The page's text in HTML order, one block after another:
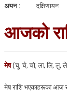
अयन : दक्षिणायन
आजको
मेष(चु, चे, चो, ला, लि, लु,
मेष राशि भएकाहरूका आज